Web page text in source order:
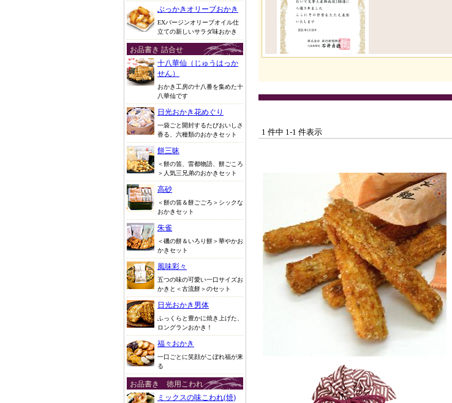
ぶっかきオリーブおかき
EXバージンオリーブオイル仕
立ての新しいサラダ味おかき
お品書き 詰合せ
十八華仙（じゅうはっか
せん）
おかき工房の十八番を集めた十
八華仙です
日光おかき花めぐり
一袋ごと開封するたびおいしさ
香る、六種類のおかきセット
餅三昧
＜餅の笛、雷都物語、餅ごころ
＞人気三兄弟のおかきセット
高砂
＜餅の笛＆餅ごごろ＞シックな
おかきセット
朱雀
＜磯の餅＆いろり餅＞華やかお
かきセット
風味彩々
五つの味の可愛い一口サイズお
かきと＜古流餅＞のセット
日光おかき男体
ふっくらと豊かに焼き上げた、
ロングランおかき！
福々おかき
一口ごとに笑顔がこぼれ福が来
る
お品書き 徳用こわれ
ミックスの味こわれ(焼)
1 件中 1-1 件表示